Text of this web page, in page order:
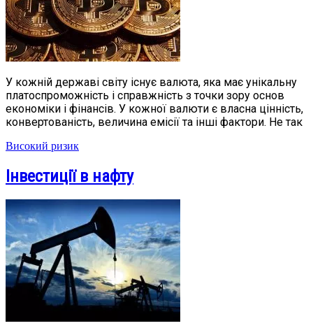
У кожній державі світу існує валюта, яка має унікальну
платоспроможність і справжність з точки зору основ
економіки і фінансів. У кожної валюти є власна цінність,
конвертованість, величина емісії та інші фактори. Не так
Високий ризик
Інвестиції в нафту